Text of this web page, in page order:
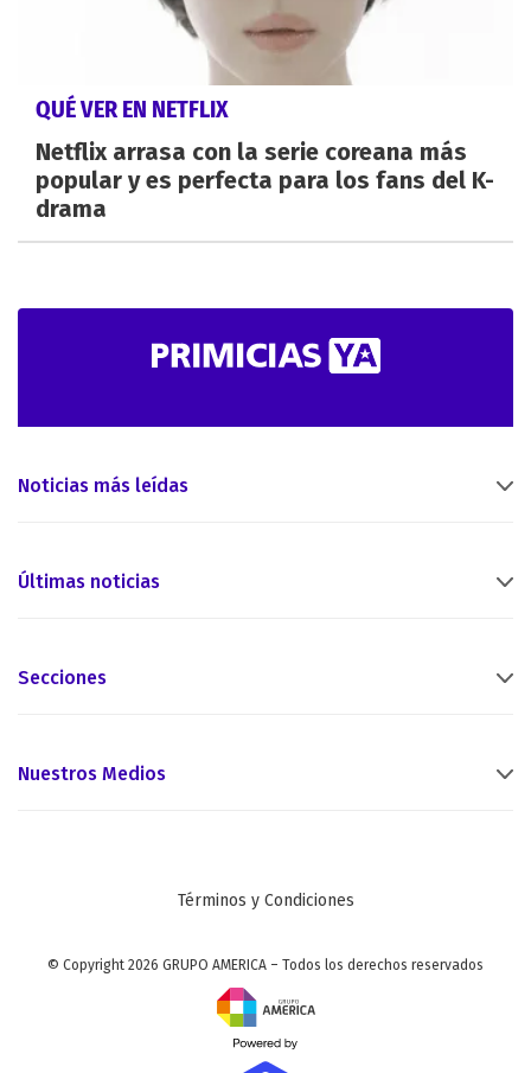
QUÉ VER EN NETFLIX
Netflix arrasa con la serie coreana más
popular y es perfecta para los fans del K-
drama
Noticias más leídas
Últimas noticias
Secciones
Nuestros Medios
Términos y Condiciones
© Copyright 2026 GRUPO AMERICA – Todos los derechos reservados